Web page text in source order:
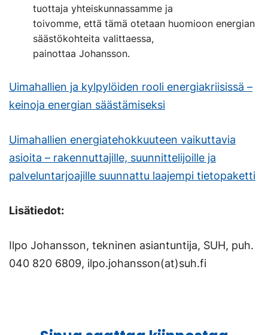
tuottaja yhteiskunnassamme ja
toivomme, että tämä otetaan huomioon energian
säästökohteita valittaessa,
painottaa Johansson.
Uimahallien ja kylpylöiden rooli energiakriisissä –
keinoja energian säästämiseksi
Uimahallien energiatehokkuuteen vaikuttavia
asioita – rakennuttajille, suunnittelijoille ja
palveluntarjoajille suunnattu laajempi tietopaketti
Lisätiedot:
Ilpo Johansson, tekninen asiantuntija, SUH, puh.
040 820 6809, ilpo.johansson(at)suh.fi